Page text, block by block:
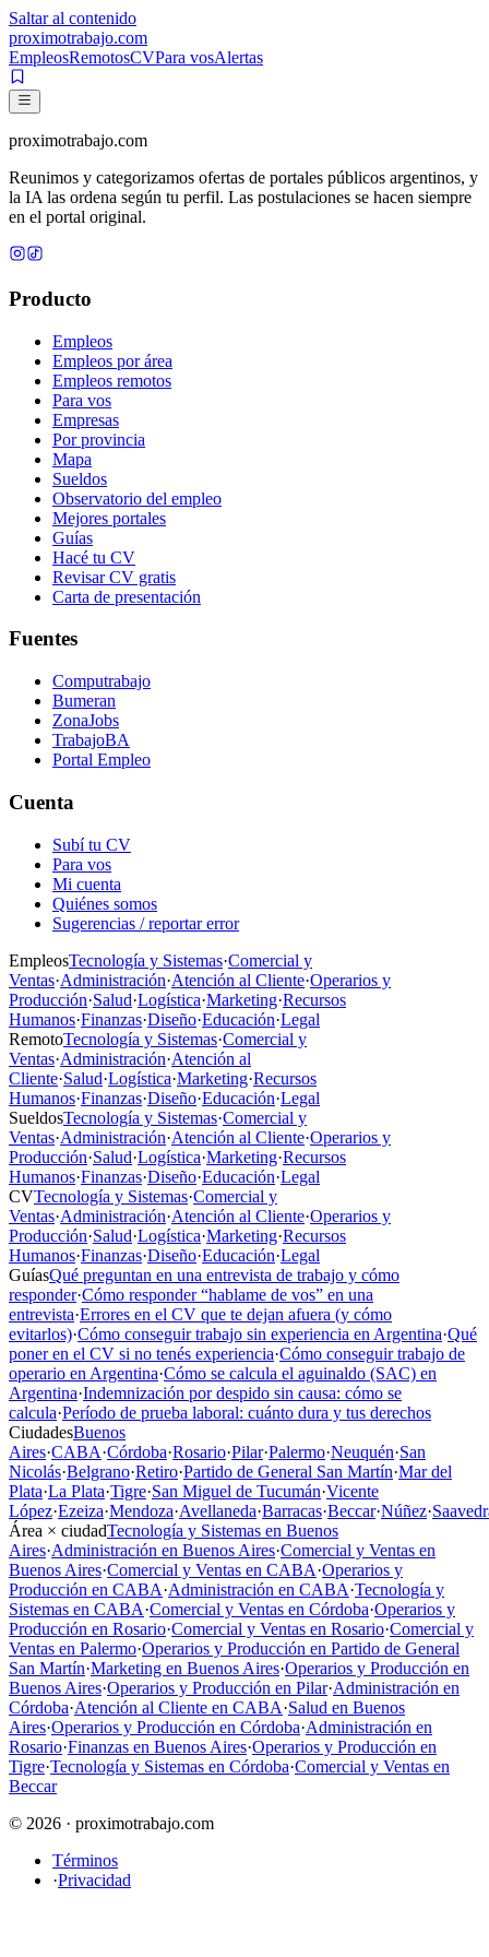
Saltar al contenido
proximotrabajo.com
EmpleosRemotosCVPara vosAlertas
proximotrabajo.com
Reunimos y categorizamos ofertas de portales públicos argentinos, y
la IA las ordena según tu perfil. Las postulaciones se hacen siempre
en el portal original.
Producto
Empleos
Empleos por área
Empleos remotos
Para vos
Empresas
Por provincia
Mapa
Sueldos
Observatorio del empleo
Mejores portales
Guías
Hacé tu CV
Revisar CV gratis
Carta de presentación
Fuentes
Computrabajo
Bumeran
ZonaJobs
TrabajoBA
Portal Empleo
Cuenta
Subí tu CV
Para vos
Mi cuenta
Quiénes somos
Sugerencias / reportar error
EmpleosTecnología y Sistemas·Comercial y
Ventas·Administración·Atención al Cliente·Operarios y
Producción·Salud·Logística·Marketing·Recursos
Humanos·Finanzas·Diseño·Educación·Legal
RemotoTecnología y Sistemas·Comercial y
Ventas·Administración·Atención al
Cliente·Salud·Logística·Marketing·Recursos
Humanos·Finanzas·Diseño·Educación·Legal
SueldosTecnología y Sistemas·Comercial y
Ventas·Administración·Atención al Cliente·Operarios y
Producción·Salud·Logística·Marketing·Recursos
Humanos·Finanzas·Diseño·Educación·Legal
CVTecnología y Sistemas·Comercial y
Ventas·Administración·Atención al Cliente·Operarios y
Producción·Salud·Logística·Marketing·Recursos
Humanos·Finanzas·Diseño·Educación·Legal
GuíasQué preguntan en una entrevista de trabajo y cómo
responder·Cómo responder “hablame de vos” en una
entrevista·Errores en el CV que te dejan afuera (y cómo
evitarlos)·Cómo conseguir trabajo sin experiencia en Argentina·Qué
poner en el CV si no tenés experiencia·Cómo conseguir trabajo de
operario en Argentina·Cómo se calcula el aguinaldo (SAC) en
Argentina·Indemnización por despido sin causa: cómo se
calcula·Período de prueba laboral: cuánto dura y tus derechos
CiudadesBuenos
Aires·CABA·Córdoba·Rosario·Pilar·Palermo·Neuquén·San
Nicolás·Belgrano·Retiro·Partido de General San Martín·Mar del
Plata·La Plata·Tigre·San Miguel de Tucumán·Vicente
López·Ezeiza·Mendoza·Avellaneda·Barracas·Beccar·Núñez·
Área × ciudadTecnología y Sistemas en Buenos
Aires·Administración en Buenos Aires·Comercial y Ventas en
Buenos Aires·Comercial y Ventas en CABA·Operarios y
Producción en CABA·Administración en CABA·Tecnología y
Sistemas en CABA·Comercial y Ventas en Córdoba·Operarios y
Producción en Rosario·Comercial y Ventas en Rosario·Comercial y
Ventas en Palermo·Operarios y Producción en Partido de General
San Martín·Marketing en Buenos Aires·Operarios y Producción en
Buenos Aires·Operarios y Producción en Pilar·Administración en
Córdoba·Atención al Cliente en CABA·Salud en Buenos
Aires·Operarios y Producción en Córdoba·Administración en
Rosario·Finanzas en Buenos Aires·Operarios y Producción en
Tigre·Tecnología y Sistemas en Córdoba·Comercial y Ventas en
Beccar
© 2026 · proximotrabajo.com
Términos
·Privacidad